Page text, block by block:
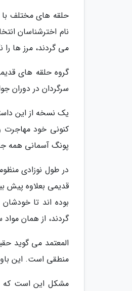
حلقه های مختلف با
نام اخترشناسان
می گردند، مرز ها را
گروه حلقه های
سرگردان در دوران
یک نسخه از این
کنونی خود مهاجرت
پونگ آسمانی همه
در طول نوزادی
قدیمی بعلاوه پیش
بوده اند تا
گردند، از همان
المعتمد می گوید
منطقی است. این
مشکل این است که